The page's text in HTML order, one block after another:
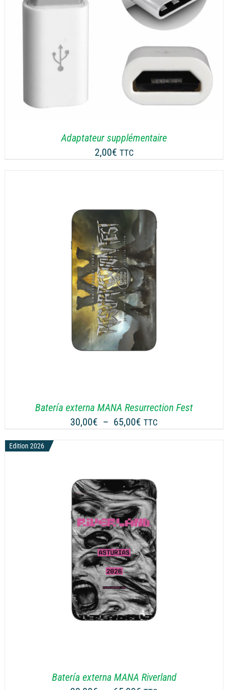
Adaptateur supplémentaire
2,00€ TTC
Batería externa MANA Resurrection Fest
30,00€ – 65,00€ Plage
65,00€
TTC
Edition 2026
Batería externa MANA Riverland